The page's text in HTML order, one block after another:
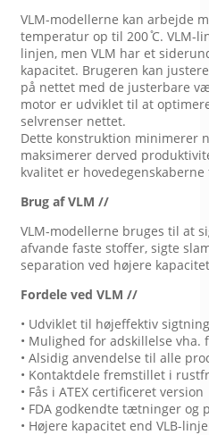
VLM-modellerne kan arbejde
temperatur op til 200 ̊C. VLM-
linjen, men VLM har et
kapacitet. Brugeren kan
på nettet med de justerbare
motor er udviklet til at
selvrenser nettet.
Dette konstruktion minimerer
maksimerer derved
kvalitet er
Brug af VLM //
VLM-modellerne bruges til at
afvande faste stoffer, sigte
separation ved højere
Fordele ved VLM //
• Udviklet til højeffektiv
• Mulighed for adskillelse vha.
• Alsidig anvendelse til alle
• Kontaktdele fremstillet i
• Fås i ATEX certificeret version
• FDA godkendte tætninger og
• Højere kapacitet end VLB-